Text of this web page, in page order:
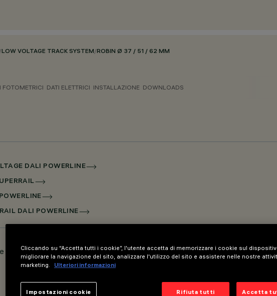
/LOW VOLTAGE TRACK SYSTEM/ROBIN Ø 37 / 51 / 62 MM
FOTOMETRICI DATI ELETTRICI INSTALLAZIONE DOWNLOADS
DALI POWERLINE
DALI POWERLINE
48V - DALI
Cliccando su “Accetta tutti i cookie”, l'utente accetta di memorizzare i cookie sul
migliorare la navigazione del sito, analizzare l'utilizzo del sito e assistere nelle nostre
marketing.
Ulteriori informazioni
Rifiuta tutti Accetta
Impostazioni cookie